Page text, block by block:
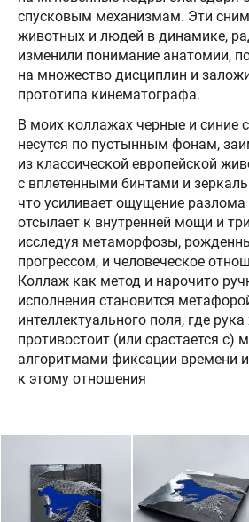
спусковым механизмам. Эти
животных и людей в динамике,
изменили понимание анатомии,
на множество дисциплин и
прототипа кинематографа.
В моих коллажах черные и синие
несутся по пустынным фонам,
из классической европейской
с вплетенными бинтами и
что усиливает ощущение
отсылает к внутренней мощи и
исследуя метаморфозы,
прогрессом, и человеческое
Коллаж как метод и нарочито
исполнения становится
интеллектуального поля, где
противостоит (или срастается
алгоритмами фиксации времени
к этому отношения